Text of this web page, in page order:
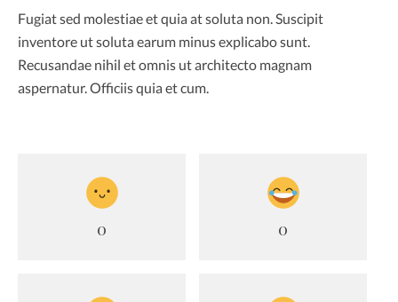
Fugiat sed molestiae et quia at soluta non. Suscipit
inventore ut soluta earum minus explicabo sunt.
Recusandae nihil et omnis ut architecto magnam
aspernatur. Officiis quia et cum.
0 0